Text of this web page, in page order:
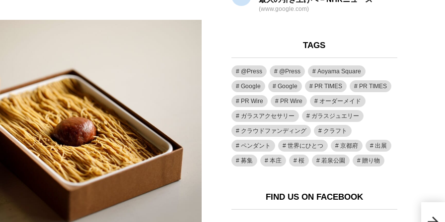
『
(www.google.com)
TAGS
@Press @Press Aoyama Square
Google Google PR TIMES PR TIMES
PR Wire PR Wire オーダーメイド
ガラスアクセサリー ガラスジュエリー
クラウドファンディング クラフト
ペンダント 世界にひとつ 京都府 出展
募集 本庄 桜 若泉公園 贈り物
FIND US ON FACEBOOK